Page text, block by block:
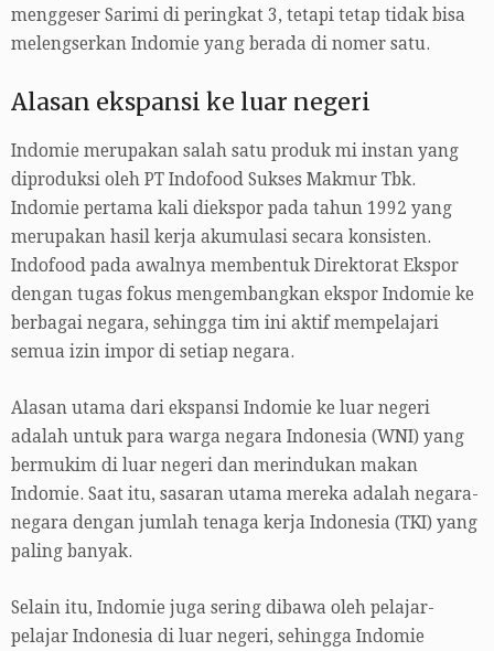
menggeser Sarimi di peringkat 3, tetapi tetap tidak bisa
melengserkan Indomie yang berada di nomer satu.
Alasan ekspansi ke luar negeri
Indomie merupakan salah satu produk mi instan yang
diproduksi oleh PT Indofood Sukses Makmur Tbk.
Indomie pertama kali diekspor pada tahun 1992 yang
merupakan hasil kerja akumulasi secara konsisten.
Indofood pada awalnya membentuk Direktorat Ekspor
dengan tugas fokus mengembangkan ekspor Indomie ke
berbagai negara, sehingga tim ini aktif mempelajari
semua izin impor di setiap negara.
Alasan utama dari ekspansi Indomie ke luar negeri
adalah untuk para warga negara Indonesia (WNI) yang
bermukim di luar negeri dan merindukan makan
Indomie. Saat itu, sasaran utama mereka adalah negara-
negara dengan jumlah tenaga kerja Indonesia (TKI) yang
paling banyak.
Selain itu, Indomie juga sering dibawa oleh pelajar-
pelajar Indonesia di luar negeri, sehingga Indomie